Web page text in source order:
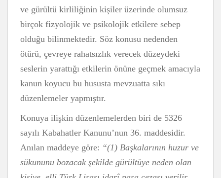
ve gürültü kirliliğinin kişiler üzerinde olumsuz
birçok fizyolojik ve psikolojik etkilere sebep
olduğu bilinmektedir. Söz konusu nedenden
ötürü, çevreye rahatsızlık verecek düzeydeki
seslerin yarattığı etkilerin önüne geçmek amacıyla
kanun koyucu bu hususta mevzuatta sıkı
düzenlemeler yapmıştır.
Konuya ilişkin düzenlemelerden biri de 5326
sayılı Kabahatler Kanunu’nun 36. maddesidir.
Anılan maddeye göre: “(1) Başkalarının huzur ve
sükununu bozacak şekilde gürültüye neden olan